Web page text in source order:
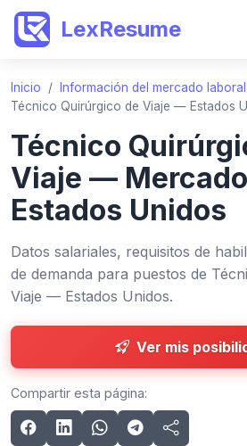
LexResume
Inicio / Información del mercado laboral
Técnico Quirúrgico de Viaje — Estados
Técnico
Viaje —
Estados Unidos
Datos salariales, requisitos de
de demanda para puestos de
Viaje — Estados Unidos.
Ver mis
Compartir esta página: